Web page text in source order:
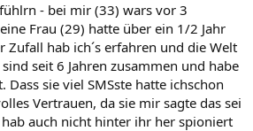
- bei mir (33) wars vor 3
Frau (29) hatte über ein 1/2 Jahr
Zufall hab ich´s erfahren und die Welt
seit 6 Jahren zusammen und habe
Dass sie viel SMSste hatte ichschon
Vertrauen, da sie mir sagte das sei
auch nicht hinter ihr her spioniert